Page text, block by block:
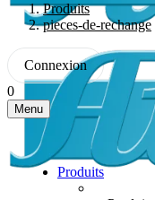
Produits
pieces-de-rechange
Connexion
0
Menu
Produits